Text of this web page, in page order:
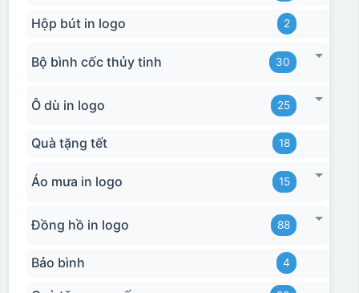
Hộp bút in logo 2
Bộ bình cốc thủy tinh 30
Ô dù in logo 25
Quà tặng tết 18
Áo mưa in logo 15
Đồng hồ in logo 88
Bảo bình 4